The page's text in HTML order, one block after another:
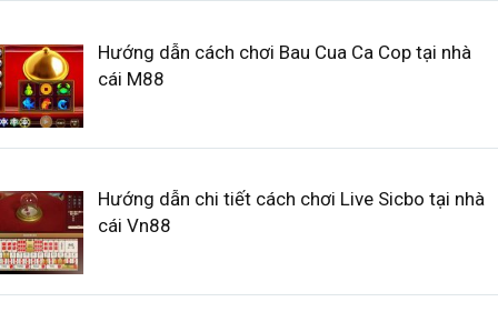
Hướng dẫn cách chơi Bau Cua Ca Cop tại nhà
cái M88
Hướng dẫn chi tiết cách chơi Live Sicbo tại nhà
cái Vn88